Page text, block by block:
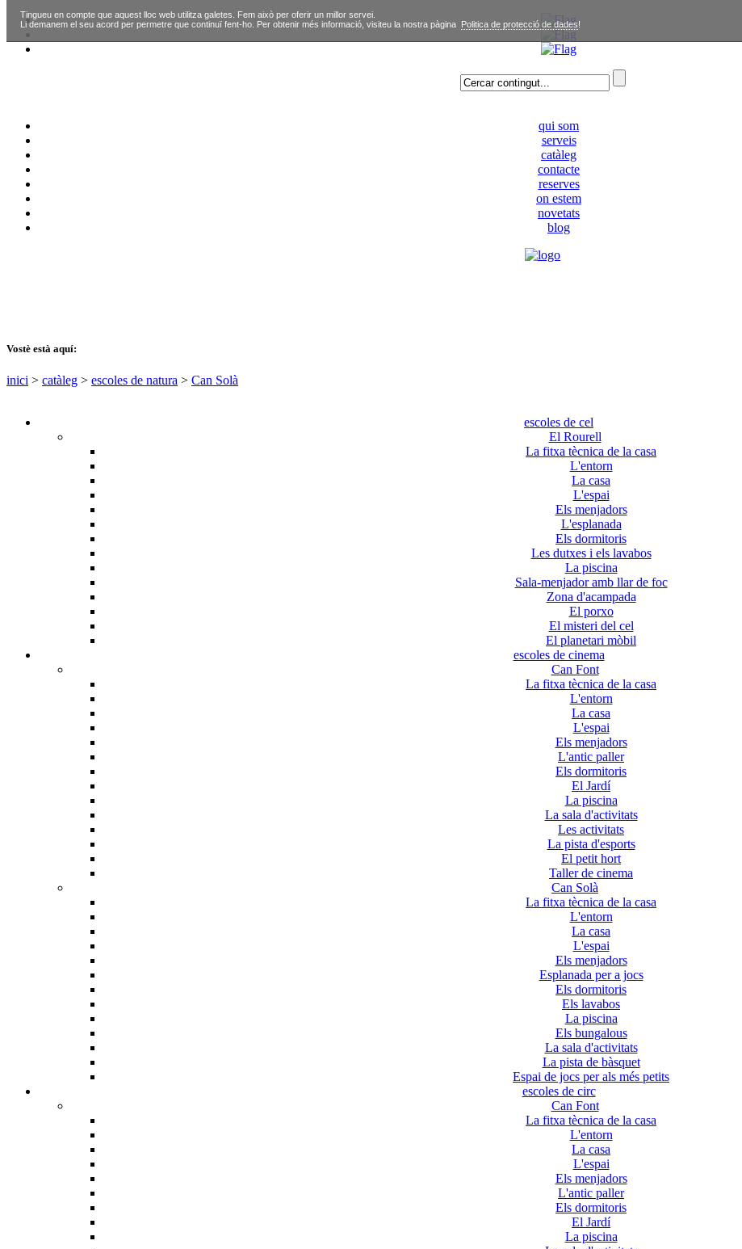
Tingueu en compte que aquest lloc web utilitza galetes. Fem això per oferir un millor servei.
Li demanem el seu acord per permetre que continuï fent-ho. Per obtenir més informació, visiteu la nostra pàgina Politica de protecció de dades!
qui som
serveis
catàleg
contacte
reserves
on estem
novetats
blog
Vostè està aquí:
inici > catàleg > escoles de natura > Can Solà
escoles de cel
El Rourell
La fitxa tècnica de la casa
L'entorn
La casa
L'espai
Els menjadors
L'esplanada
Els dormitoris
Les dutxes i els lavabos
La piscina
Sala-menjador amb llar de foc
Zona d'acampada
El porxo
El misteri del cel
El planetari mòbil
escoles de cinema
Can Font
La fitxa tècnica de la casa
L'entorn
La casa
L'espai
Els menjadors
L'antic paller
Els dormitoris
El Jardí
La piscina
La sala d'activitats
Les activitats
La pista d'esports
El petit hort
Taller de cinema
Can Solà
La fitxa tècnica de la casa
L'entorn
La casa
L'espai
Els menjadors
Esplanada per a jocs
Els dormitoris
Els lavabos
La piscina
Els bungalous
La sala d'activitats
La pista de bàsquet
Espai de jocs per als més petits
escoles de circ
Can Font
La fitxa tècnica de la casa
L'entorn
La casa
L'espai
Els menjadors
L'antic paller
Els dormitoris
El Jardí
La piscina